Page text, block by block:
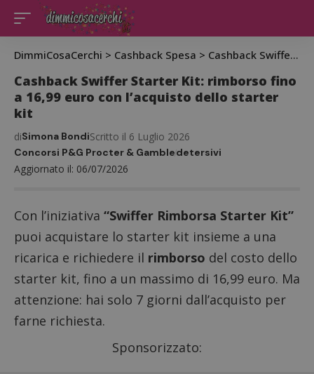
DimmiCosaCerchi > Cashback Spesa > Cashback Swiffer Starter Kit: rimborso fino a 16,99 euro con l’acquisto dello starter kit
Cashback Swiffer Starter Kit: rimborso fino
a 16,99 euro con l’acquisto dello starter
kit
Aggiornato il: 06/07/2026
diSimona BondiScritto il 6 Luglio 2026
Concorsi P&G Procter & Gambledetersivi
Con l’iniziativa “Swiffer Rimborsa Starter Kit”
puoi acquistare lo starter kit insieme a una
ricarica e richiedere il rimborso del costo dello
starter kit, fino a un massimo di 16,99 euro. Ma
attenzione: hai solo 7 giorni dall’acquisto per
farne richiesta.
Sponsorizzato: